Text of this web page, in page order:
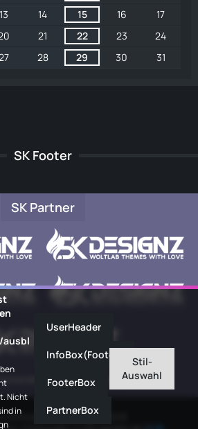
13 14 15 16
17
21 22 23
24
28 29 30 31
SK Footer
SK Partner
Impressum
Software: WoltLab Suite™ 6.1.8
ausbl
Nicht
in
UserHeader
InfoBox(Footer)
FooterBox
PartnerBox
Stil-
Auswahl